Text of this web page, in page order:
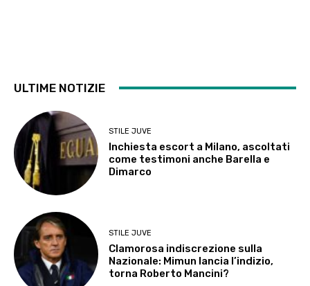
ULTIME NOTIZIE
STILE JUVE
Inchiesta escort a Milano, ascoltati
come testimoni anche Barella e
Dimarco
STILE JUVE
Clamorosa indiscrezione sulla
Nazionale: Mimun lancia l’indizio,
torna Roberto Mancini?